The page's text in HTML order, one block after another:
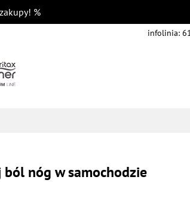
%
infolinia:
nóg w samochodzie